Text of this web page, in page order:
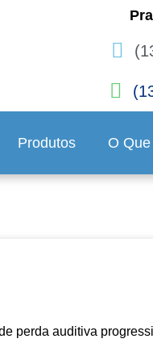
Produtos O
perda auditiva